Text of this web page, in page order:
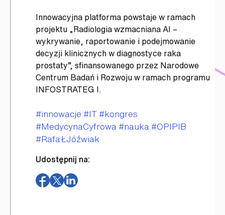
Innowacyjna platforma powstaje w ramach
projektu „Radiologia wzmacniana AI –
wykrywanie, raportowanie i podejmowanie
decyzji klinicznych w diagnostyce raka
prostaty”, sfinansowanego przez Narodowe
Centrum Badań i Rozwoju w ramach programu
INFOSTRATEG I.
Tagi
#innowacje #IT#kongres
#MedycynaCyfrowa#nauka#OPIPIB
#RafaŁJóźwiak
Udostępnij na:
(otwiera
(otwiera(otwiera